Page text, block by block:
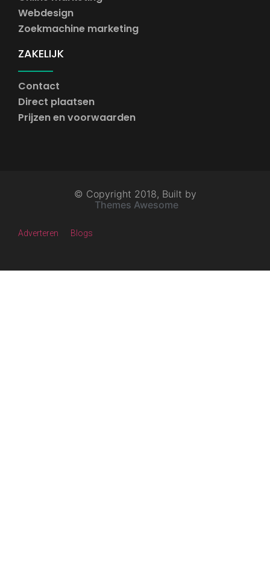
Webdesign
Zoekmachine marketing
ZAKELIJK
Contact
Direct plaatsen
Prijzen en voorwaarden
© Copyright 2018, Built by
Themes Awesome
Adverteren Blogs